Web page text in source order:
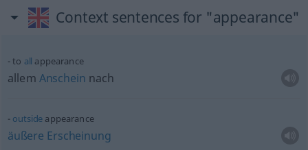
Context sentences for "appearance"
to all appearance
allem Anschein nach
outside appearance
äußere Erscheinung